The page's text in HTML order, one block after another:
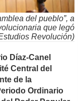
del pueblo”, a
que legó
Revolución)
Díaz-Canel
Central del
de la
Ordinario